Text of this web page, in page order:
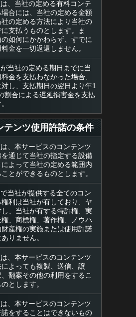
、当社の定める有料コンテ
合には、当社の定める金額
の定める方法により当社の
支払うものとします。ま
如何にかかわらず、すでに
金を一切返還しません。
当社の定める期日までに当
金を支払わなかった場合、
し、支払期日の翌日より年1
割合による遅延損害金を支払
テンツ使用許諾の条件
、本サービスのコンテンツ
通じて当社の指定する設備
よって当社の定める範囲内
とができるものとします。
当社が提供する全てのコン
利は当社が有しており、ヤ
、当社が有する特許権、実
、商標権、著作権、ノウハ
産権の実施または使用許諾
りません。
、本サービスのコンテンツ
よっても複製、送信、譲
翻案その他の利用をするこ
とします。
、本サービスのコンテンツ
をすることはできないもの